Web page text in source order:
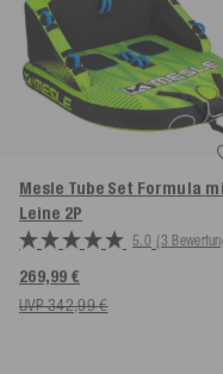
Mesle Tube Set Formula
Leine 2P
5.0 (3
269,99 €
UVP 342,99 €